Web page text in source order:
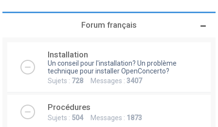
Forum français
Installation
Un conseil pour l'installation? Un problème
technique pour installer OpenConcerto?
Sujets : 728 Messages : 3407
Procédures
Sujets : 504Messages : 1873